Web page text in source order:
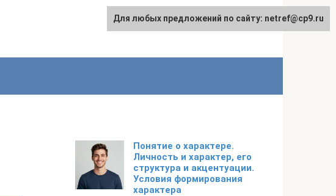
Понятие о характере.
Личность и характер, его
структура и акцентуации.
Условия формирования
характера
Для любых предложений по сайту: netref@cp9.ru